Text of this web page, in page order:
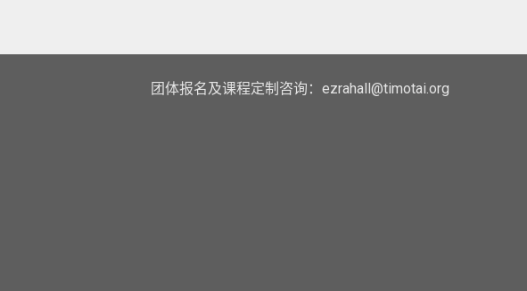
团体报名及课程定制咨询：ezrahall@timotai.org